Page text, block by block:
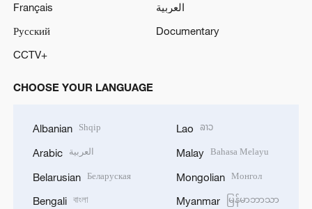
Français
العربية
Русский
Documentary
CCTV+
CHOOSE YOUR LANGUAGE
Albanian Shqip
Arabic العربية
Belarusian Беларуская
Bengali বাংলা
Lao ລາວ
Malay Bahasa Melayu
Mongolian Монгол
Myanmar မြန်မာဘာသာ